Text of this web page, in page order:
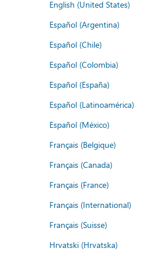
English (United States)
Español (Argentina)
Español (Chile)
Español (Colombia)
Español (España)
Español (Latinoamérica)
Español (México)
Français (Belgique)
Français (Canada)
Français (France)
Français (International)
Français (Suisse)
Hrvatski (Hrvatska)